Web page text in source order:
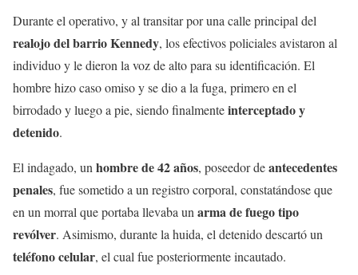
Durante el operativo, y al transitar por una calle principal del
realojo del barrio Kennedy, los efectivos policiales avistaron al
individuo y le dieron la voz de alto para su identificación. El
hombre hizo caso omiso y se dio a la fuga, primero en el
birrodado y luego a pie, siendo finalmenteinterceptado y
detenido.
El indagado, un hombre de 42 años, poseedor deantecedentes
penales, fue sometido a un registro corporal, constatándose que
en un morral que portaba llevaba un arma de fuego tipo
revólver. Asimismo, durante la huida, el detenido descartó un
teléfono celular, el cual fue posteriormente incautado.